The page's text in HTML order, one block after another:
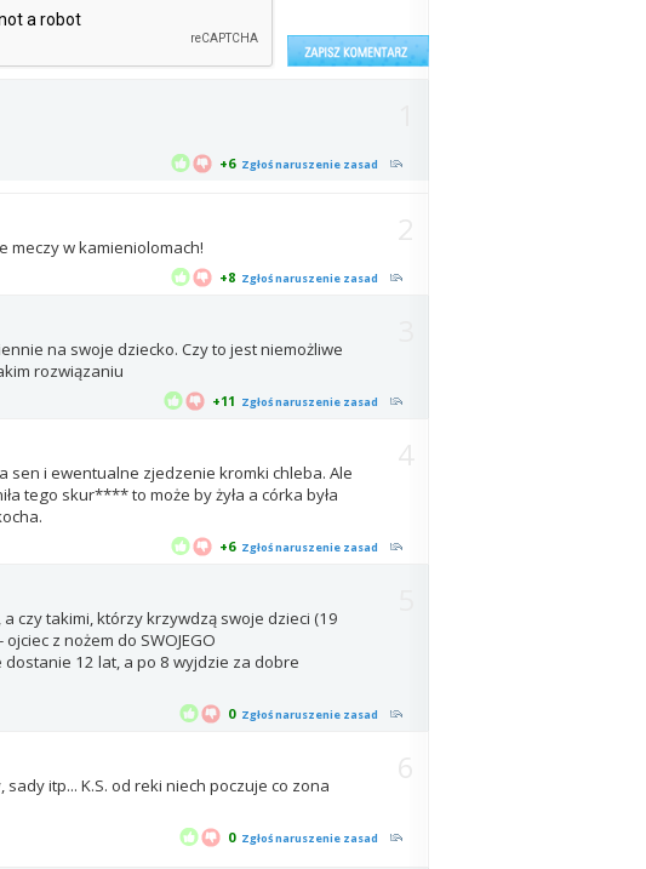
+6 Zgłoś naruszenie zasad
+8
meczy w kamieniolomach!
Zgłoś naruszenie zasad
+11
na swoje dziecko. Czy to jest niemożliwe
rozwiązaniu
Zgłoś naruszenie zasad
+6
sen i ewentualne zjedzenie kromki chleba. Ale
tego skur**** to może by żyła a córka była
Zgłoś naruszenie zasad
0
czy takimi, którzy krzywdzą swoje dzieci (19
z nożem do SWOJEGO
dostanie 12 lat, a po 8 wyjdzie za dobre
Zgłoś naruszenie zasad
0
itp... K.S. od reki niech poczuje co zona
Zgłoś naruszenie zasad